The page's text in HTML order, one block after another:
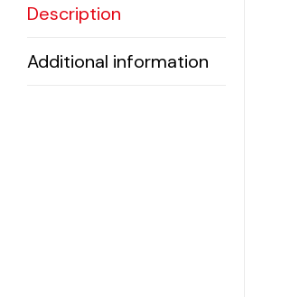
Description
Additional information